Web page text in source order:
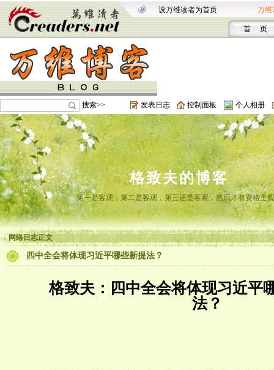
设万维读者为首页 万维
首 页
搜索>> 发表日志 控制面板 个人相册
格致夫的博客
第一是客观，第二是客观，第三还是客观，然后才有资格主
网络日志正文
四中全会将体现习近平哪些新提法？
格致夫：四中全会将体现习近平
法？